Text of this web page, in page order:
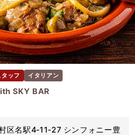
ッフ イタリアン
SKY BAR
区名駅4‐11‐27 シンフォニー豊